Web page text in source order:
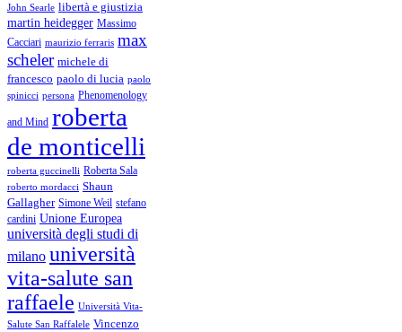
John Searle libertà e giustizia
martin heidegger Massimo
Cacciari maurizio ferraris max
scheler michele di
francesco paolo di lucia paolo
spinicci persona Phenomenology
and Mind roberta
de monticelli
roberta guccinelli Roberta Sala
roberto mordacci Shaun
Gallagher Simone Weil stefano
cardini Unione Europea
università degli studi di
milano università
vita-salute san
raffaele Università Vita-
Salute San Raffalele Vincenzo